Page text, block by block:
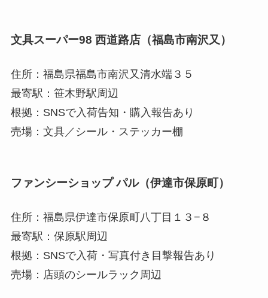
文具スーパー98 西道路店（福島市南沢又）
住所：福島県福島市南沢又清水端３５
最寄駅：笹木野駅周辺
根拠：SNSで入荷告知・購入報告あり
売場：文具／シール・ステッカー棚
ファンシーショップ パル（伊達市保原町）
住所：福島県伊達市保原町八丁目１３−８
最寄駅：保原駅周辺
根拠：SNSで入荷・写真付き目撃報告あり
売場：店頭のシールラック周辺